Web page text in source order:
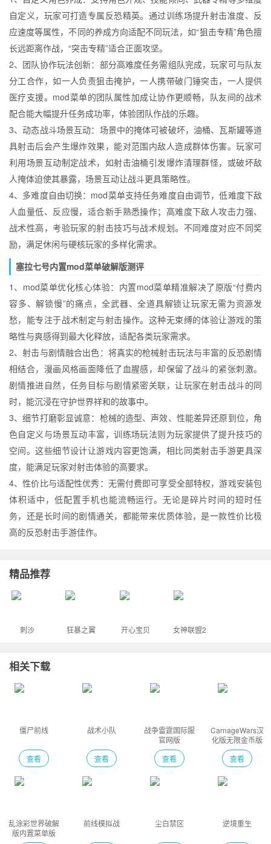
自定义，玩家可打造专属反恐精英。通过训练场提升射击准度、反
应速度等属性，不同的养成方向适配不同玩法，如“狙击专精”角色擅
长远距离作战，“突击专精”适合正面攻坚。
2、团队协作玩法创新：部分高难度任务需组队完成，玩家可与队友
分工合作，如一人负责狙击掩护，一人携带破门锤突击，一人提供
医疗支援。mod菜单的团队属性加成让协作更顺畅，队友间的战术
配合能大幅提升任务成功率，体验团队作战的乐趣。
3、动态战斗场景互动：场景中的掩体可被破坏，油桶、瓦斯罐等道
具射击后会产生爆炸效果，能对范围内敌人造成群体伤害。玩家可
利用场景互动制定战术，如射击油桶引发爆炸清理群怪，或破坏敌
人掩体迫使其暴露，场景互动让战斗更具策略性。
4、多难度自由切换：mod菜单支持任务难度自由调节，低难度下敌
人血量低、反应慢，适合新手熟悉操作；高难度下敌人攻击力强、
战术性高，考验玩家的射击技巧与战术规划。不同难度对应不同奖
励，满足休闲与硬核玩家的多样化需求。
塞拉七号内置mod菜单破解版测评
1、mod菜单优化核心体验：内置mod菜单精准解决了原版“付费内
容多、解锁慢”的痛点，全武器、全道具解锁让玩家无需为资源发
愁，能专注于战术制定与射击操作。这种无束缚的体验让游戏的策
略性与爽感得到最大化释放，适配各类玩家需求。
2、射击与剧情融合出色：将真实的枪械射击玩法与丰富的反恐剧情
相结合，漫画风格画面降低了血腥感，却保留了战斗的紧张刺激。
剧情推进自然，任务目标与剧情紧密关联，让玩家在射击战斗的同
时，能沉浸在守护世界祥和的故事中。
3、细节打磨彰显诚意：枪械的造型、声效、性能差异还原到位，角
色自定义与场景互动丰富，训练场玩法则为玩家提供了提升技巧的
空间。这些细节设计让游戏内容更饱满，相比同类射击手游更具深
度，能满足玩家对射击体验的高要求。
4、性价比与适配性优秀：无需付费即可享受全部特权，游戏安装包
体积适中，低配置手机也能流畅运行。无论是碎片时间的短时任
务，还是长时间的剧情通关，都能带来优质体验，是一款性价比极
高的反恐射击手游佳作。
精品推荐
刺沙 狂暴之翼 开心宝贝 女神联盟2
相关下载
僵尸前线
查看
战术小队
查看
战争雷霆国际服
官网版
查看
CarnageWars汉
化版无限金币版
查看
乱涂彩世界破解
版内置菜单版
前线模拟战 尘白禁区 逆境重生